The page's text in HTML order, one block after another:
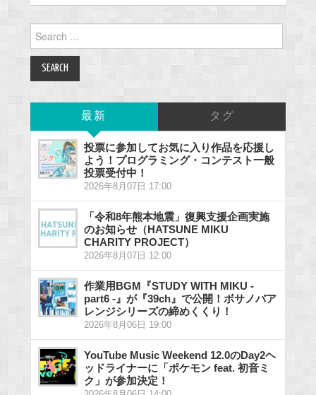
for:
最新 タグ
投票に参加してお気に入り作品を応援し
よう！プログラミング・コンテスト一般
投票受付中！
2026年8月07日 17:00
「令和8年熊本地震」復興支援企画実施
のお知らせ（HATSUNE MIKU
CHARITY PROJECT）
2026年8月07日 12:00
作業用BGM『STUDY WITH MIKU -
part6 -』が『39ch』で公開！ボサノバア
レンジシリーズの締めくくり！
2026年8月06日 19:00
YouTube Music Weekend 12.0のDay2ヘ
ッドライナーに「ポケモン feat. 初音ミ
ク」が参加決定！